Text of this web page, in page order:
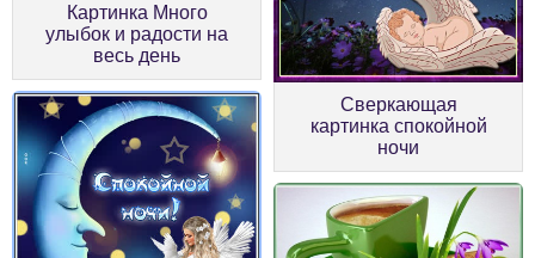
Картинка Много
улыбок и радости на
весь день
Сверкающая
картинка спокойной
ночи